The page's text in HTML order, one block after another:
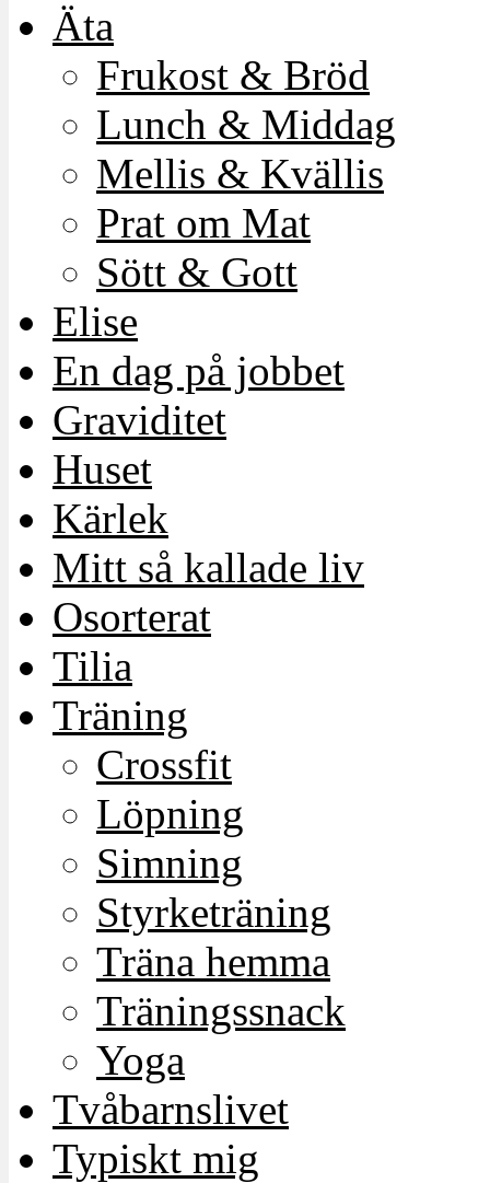
Äta
Frukost & Bröd
Lunch & Middag
Mellis & Kvällis
Prat om Mat
Sött & Gott
Elise
En dag på jobbet
Graviditet
Huset
Kärlek
Mitt så kallade liv
Osorterat
Tilia
Träning
Crossfit
Löpning
Simning
Styrketräning
Träna hemma
Träningssnack
Yoga
Tvåbarnslivet
Typiskt mig